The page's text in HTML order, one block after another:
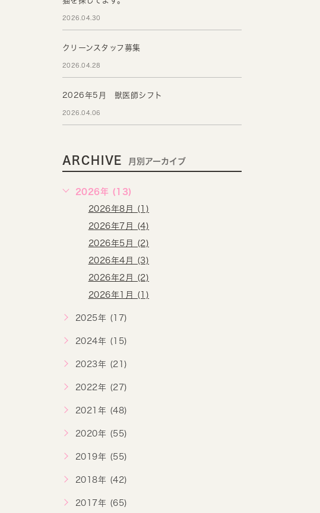
2026.04.30
クリーンスタッフ募集
2026.04.28
2026年5月 獣医師シフト
2026.04.06
ARCHIVE 月別アーカイブ
2026年 (13)
2026年8月 (1)
2026年7月 (4)
2026年5月 (2)
2026年4月 (3)
2026年2月 (2)
2026年1月 (1)
2025年 (17)
2024年 (15)
2023年 (21)
2022年 (27)
2021年 (48)
2020年 (55)
2019年 (55)
2018年 (42)
2017年 (65)